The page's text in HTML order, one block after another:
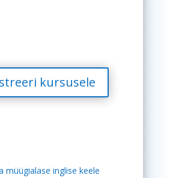
kursusele
müügialase inglise keele